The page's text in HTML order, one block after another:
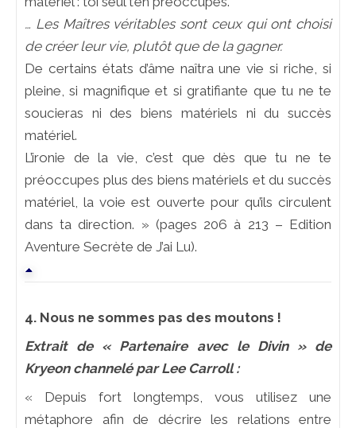
… Les Maîtres véritables sont ceux qui ont choisi
de créer leur vie, plutôt que de la gagner.
De certains états d’âme naîtra une vie si riche, si
pleine, si magnifique et si gratifiante que tu ne te
soucieras ni des biens matériels ni du succès
matériel.
L’ironie de la vie, c’est que dès que tu ne te
préoccupes plus des biens matériels et du succès
matériel, la voie est ouverte pour qu’ils circulent
dans ta direction. » (pages 206 à 213 – Edition
Aventure Secrète de J’ai Lu).
4. Nous ne sommes pas des moutons !
Extrait de « Partenaire avec le Divin » de
Kryeon channelé par Lee Carroll :
« Depuis fort longtemps, vous utilisez une
métaphore afin de décrire les relations entre